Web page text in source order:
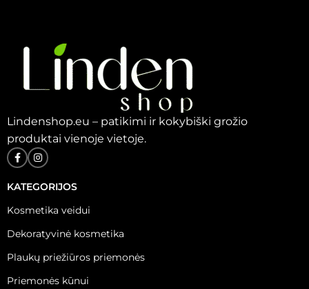
Lindenshop.eu – patikimi ir kokybiški grožio
produktai vienoje vietoje.
KATEGORIJOS
Kosmetika veidui
Dekoratyvinė kosmetika
Plaukų priežiūros priemonės
Priemonės kūnui